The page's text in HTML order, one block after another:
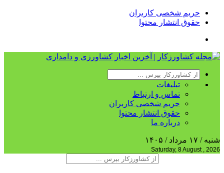
حریم شخصی کاربران
حقوق انتشار محتوا
تبلیغات
تماس و ارتباط
حریم شخصی کاربران
حقوق انتشار محتوا
درباره ما
شنبه / ۱۷ مرداد / ۱۴۰۵
Saturday, 8 August , 2026